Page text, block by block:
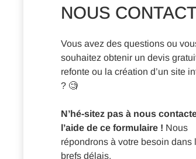
NOUS
Vous avez des questions ou
souhaitez obtenir un devis
refonte ou la création d’un site
? 🧐
N’hé-sitez pas à nous
l’aide de ce formulaire ! Nous
répondrons à votre besoin dans
brefs délais.